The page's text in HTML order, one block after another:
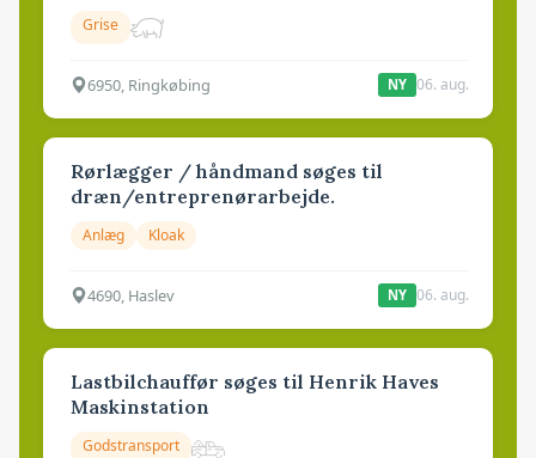
Grise
6950, Ringkøbing NY 06. aug.
Rørlægger / håndmand søges til
dræn/entreprenørarbejde.
Anlæg Kloak
4690, Haslev NY 06. aug.
Lastbilchauffør søges til Henrik Haves
Maskinstation
Godstransport